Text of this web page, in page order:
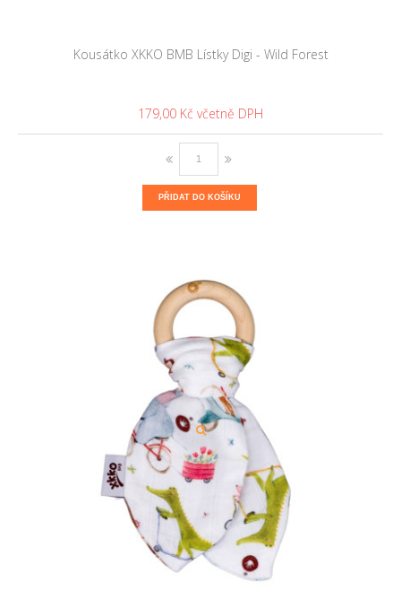
Kousátko XKKO BMB Lístky Digi - Wild Forest
179,00 Kč
PŘIDAT DO KOŠÍKU